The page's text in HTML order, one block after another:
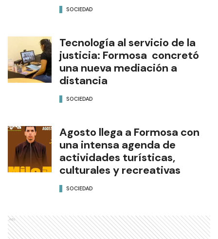
SOCIEDAD
Tecnología al servicio de la
justicia: Formosa concretó
una nueva mediación a
distancia
SOCIEDAD
Agosto llega a Formosa con
una intensa agenda de
actividades turísticas,
culturales y recreativas
SOCIEDAD
Ads